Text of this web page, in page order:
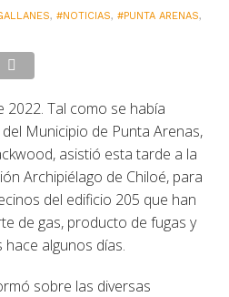
, #NOTICIAS, #PUNTA ARENAS,
2022. Tal como se había
Municipio de Punta Arenas,
asistió esta tarde a la
Archipiélago de Chiloé, para
del edificio 205 que han
de gas, producto de fugas y
algunos días.
sobre las diversas